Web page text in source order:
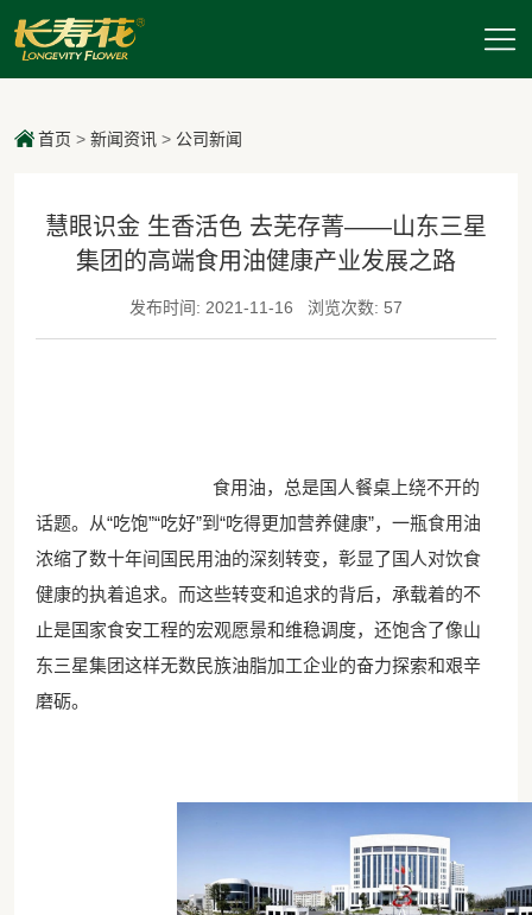
首页 > 新闻资讯> 公司新闻
慧眼识金 生香活色 去芜存菁——山东三星
集团的高端食用油健康产业发展之路
发布时间: 2021-11-16 浏览次数: 57
食用油，总是国人餐桌上绕不开的
话题。从“吃饱”“吃好”到“吃得更加营养健康”，一瓶食用油
浓缩了数十年间国民用油的深刻转变，彰显了国人对饮食
健康的执着追求。而这些转变和追求的背后，承载着的不
止是国家食安工程的宏观愿景和维稳调度，还饱含了像山
东三星集团这样无数民族油脂加工企业的奋力探索和艰辛
磨砺。